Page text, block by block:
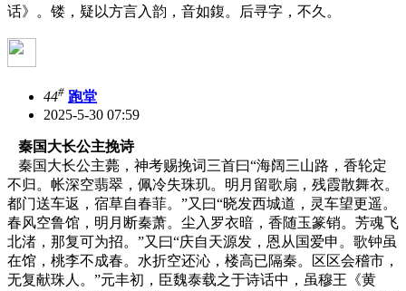
话》。镂，疑以方言入韵，音如鍑。后寻字，不久。
44# 跑堂
2025-5-30 07:59
秦国大长公主挽诗
秦国大长公主薨，神考赐挽词三首曰“海阔三山路，香轮定
不归。帐深空翡翠，佩冷失珠玑。明月留歌扇，残霞散舞衣。
都门送车返，宿草自春菲。”又曰“晓发西城道，灵车望更遥。
春风空鲁馆，明月断秦萧。尘入罗衣暗，香随玉篆销。芳魂飞
北渚，那复可为招。”又曰“庆自天源发，恩从国爱申。歌钟虽
在馆，桃李不成春。水折空还沁，楼高已隔秦。区区会稽市，
无复献珠人。”元丰初，臣魏泰载之于诗话中，虽穆王《黄